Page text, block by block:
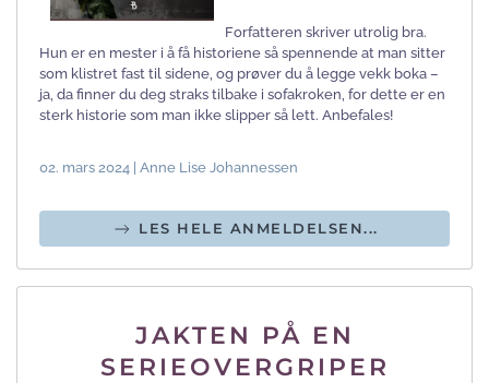
Forfatteren skriver utrolig bra.
Hun er en mester i å få historiene så spennende at man sitter
som klistret fast til sidene, og prøver du å legge vekk boka –
ja, da finner du deg straks tilbake i sofakroken, for dette er en
sterk historie som man ikke slipper så lett. Anbefales!
02. mars 2024 | Anne Lise Johannessen
LES HELE ANMELDELSEN...
JAKTEN PÅ EN
SERIEOVERGRIPER